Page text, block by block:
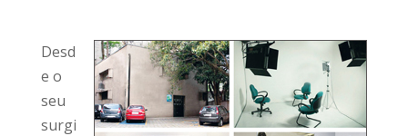
Desd
e o
seu
surgi